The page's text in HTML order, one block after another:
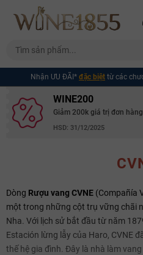
Nhận ƯU ĐÃI* đặc biệt từ các
WINE200
Giảm 200k giá trị đơn hàng
HSD: 31/12/2025
Dòng Rượu vang CVNE (Compañía
một trong những cột trụ vững chãi
Nha. Với lịch sử bắt đầu từ năm
Estación lừng lẫy của Haro, CVNE
thế hệ gia đình. Đây là nhà làm